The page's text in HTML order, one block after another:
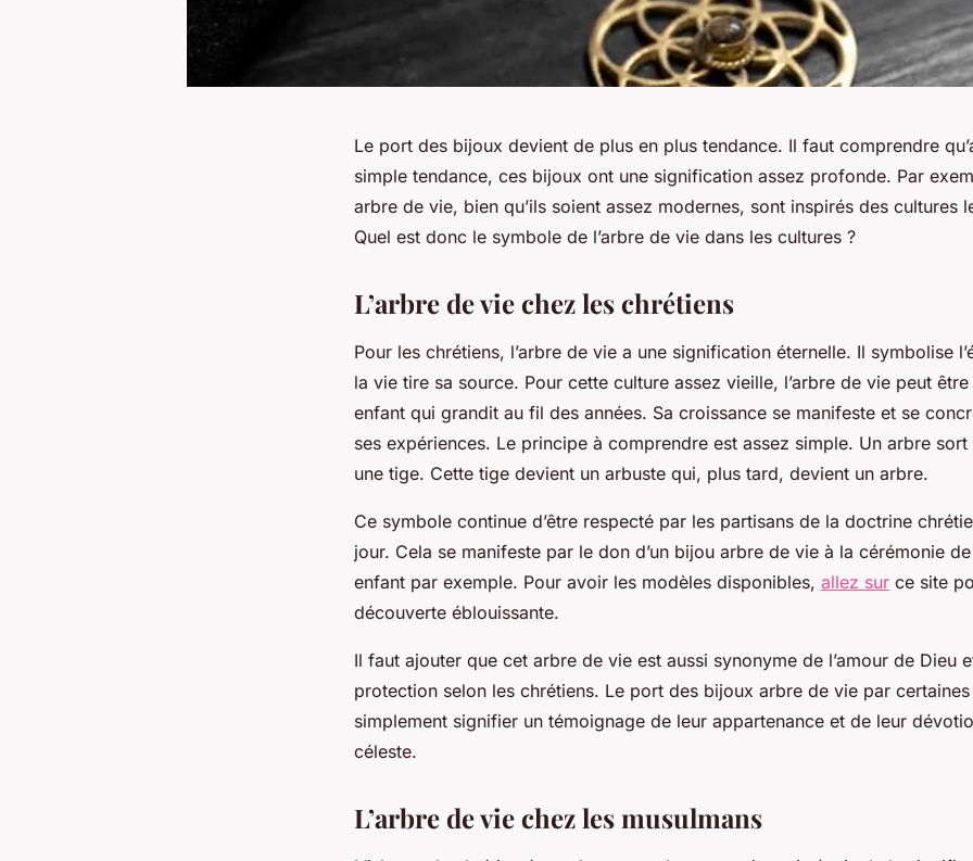
Le port des bijoux devient de plus en plus tendance. Il faut comprendre
simple tendance, ces bijoux ont une signification assez profonde. Par
arbre de vie, bien qu’ils soient assez modernes, sont inspirés des cultures
Quel est donc le symbole de l’arbre de vie dans les cultures ?
L’arbre de vie chez les chrétiens
Pour les chrétiens, l’arbre de vie a une signification éternelle. Il symbolise
la vie tire sa source. Pour cette culture assez vieille, l’arbre de vie peut
enfant qui grandit au fil des années. Sa croissance se manifeste et se
ses expériences. Le principe à comprendre est assez simple. Un arbre
une tige. Cette tige devient un arbuste qui, plus tard, devient un arbre.
Ce symbole continue d’être respecté par les partisans de la doctrine
jour. Cela se manifeste par le don d’un bijou arbre de vie à la cérémonie de
enfant par exemple. Pour avoir les modèles disponibles, allez sur ce site
découverte éblouissante.
Il faut ajouter que cet arbre de vie est aussi synonyme de l’amour de Dieu
protection selon les chrétiens. Le port des bijoux arbre de vie par
simplement signifier un témoignage de leur appartenance et de leur
céleste.
L’arbre de vie chez les musulmans